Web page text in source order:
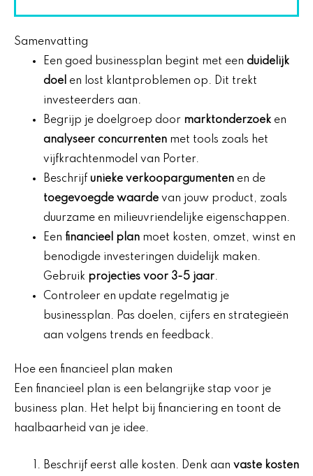
Samenvatting
Een goed businessplan begint met een duidelijk
doel en lost klantproblemen op. Dit trekt
investeerders aan.
Begrijp je doelgroep door marktonderzoek en
analyseer concurrenten met tools zoals het
vijfkrachtenmodel van Porter.
Beschrijf unieke verkoopargumenten en de
toegevoegde waarde van jouw product, zoals
duurzame en milieuvriendelijke eigenschappen.
Een financieel plan moet kosten, omzet, winst en
benodigde investeringen duidelijk maken.
Gebruik projecties voor 3-5 jaar.
Controleer en update regelmatig je
businessplan. Pas doelen, cijfers en strategieën
aan volgens trends en feedback.
Hoe een financieel plan maken
Een financieel plan is een belangrijke stap voor je
business plan. Het helpt bij financiering en toont de
haalbaarheid van je idee.
Beschrijf eerst alle kosten. Denk aan vaste kosten